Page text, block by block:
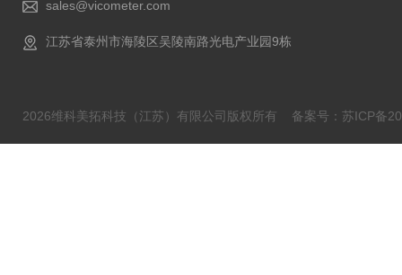
sales@vicometer.com
江苏省泰州市海陵区吴陵南路光电产业园9栋
2026维科美拓科技（江苏）有限公司版权所有 备案号：苏ICP备